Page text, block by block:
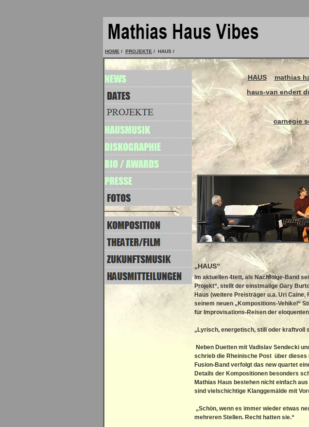
HOME / PROJEKTE / HAUS /
HAUS mathias
haus-van endert
carnegie
„HAUS“
Im aktuellen 4tett, als Nachfolge-Band
Projekt“, stellt der einstmalige Gary
Haus (weitere Preisträger u.a. Uri
seinem neuen „Kompositions-Vehikel“
für Improvisations-Reisen der
„Lyrisch, energetisch, still oder kraftvoll
Neben Duetten mit Vadislav Sendecki
schrieb die Rheinische Post über
Fusion-Band verfolgt das new quartet
Details der Kompositionen besonders
Mathias Haus bestehen nicht einfach
sind vielschichtige Klanggemälde mit
„Schön, wenn es immer wieder etwas
mehreren Stellen. Recht hatten sie.“